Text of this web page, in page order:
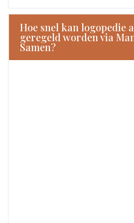
Hoe snel kan logopedie
geregeld worden via
Samen?